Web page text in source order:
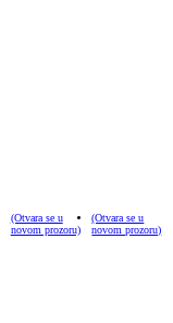
(Otvara se u
novom prozoru)
(Otvara se u
novom prozoru)